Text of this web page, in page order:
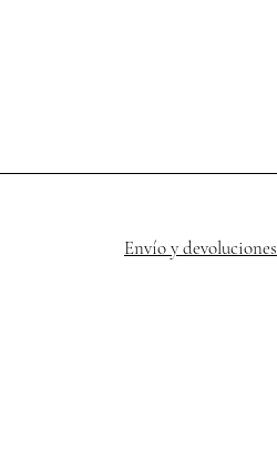
Envío y devoluciones